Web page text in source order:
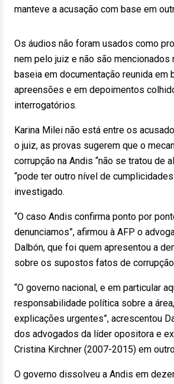
manteve a acusação com base em
Os áudios não foram usados como
nem pelo juiz e não são mencionados
baseia em documentação reunida em
apreensões e em depoimentos
interrogatórios.
Karina Milei não está entre os
o juiz, as provas sugerem que o
corrupção na Andis “não se tratou de
“pode ter outro nível de
investigado.
“O caso Andis confirma ponto por
denunciamos”, afirmou à AFP o
Dalbón, que foi quem apresentou a
sobre os supostos fatos de
“O governo nacional, e em particular
responsabilidade política sobre a
explicações urgentes”, acrescentou
dos advogados da líder opositora e
Cristina Kirchner (2007-2015) em
O governo dissolveu a Andis em